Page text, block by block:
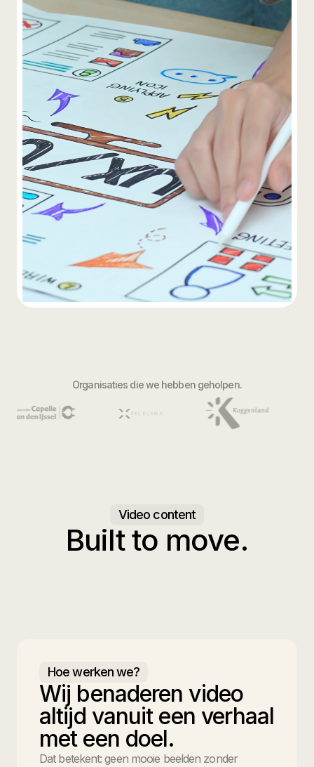
Organisaties die we hebben geholpen.
Video content
Built to move.
Hoe werken we?
Wij benaderen video
altijd vanuit een verhaal
met een doel.
Dat betekent: geen mooie beelden zonder